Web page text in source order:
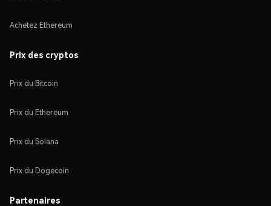
Achetez Ethereum
Prix des cryptos
Prix du Bitcoin
Prix du Ethereum
Prix du Solana
Prix du Dogecoin
Partenaires